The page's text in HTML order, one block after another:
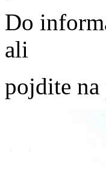
Do
ali
pojdite na